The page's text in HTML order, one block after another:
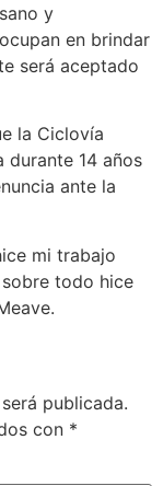
y
en brindar
será aceptado
la Ciclovía
durante 14 años
ante la
mi trabajo
todo hice
publicada.
con *